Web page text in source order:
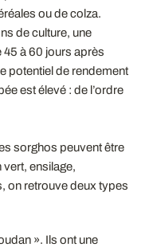
ou de colza.
de culture, une
45 à 60 jours après
potentiel de rendement
est élevé : de l’ordre
sorghos peuvent être
ensilage,
on retrouve deux types
». Ils ont une